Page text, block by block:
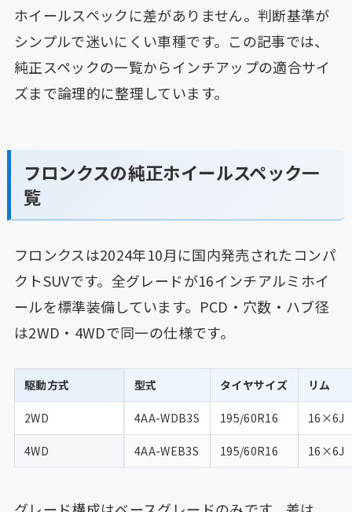
ホイールスペックに差がありません。判断基準が
シンプルで迷いにくい車種です。この記事では、
純正スペックの一覧からインチアップの適合サイ
ズまで論理的に整理しています。
フロンクスの純正ホイールスペック一
覧
フロンクスは2024年10月に国内発売されたコンパ
クトSUVです。全グレードが16インチアルミホイ
ールを標準装備しています。PCD・穴数・ハブ径
は2WD・4WDで同一の仕様です。
駆動方式 型式 タイヤサイズ リム
2WD 4AA-WDB3S 195/60R16 16×6J
4WD 4AA-WEB3S 195/60R16 16×6J